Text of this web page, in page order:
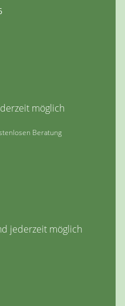
möglich
Beratung
jederzeit möglich